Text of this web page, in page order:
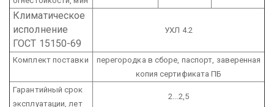
Климатическое
исполнение
ГОСТ 15150-69
УХЛ 4.2
Комплект поставки
перегородка в сборе, паспорт, заверенная
копия сертификата ПБ
Гарантийный срок
эксплуатации, лет
2...2,5